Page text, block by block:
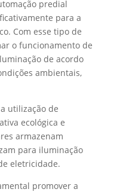
predial
para a
Com esse tipo de
o funcionamento de
de acordo
ambientais,
utilização de
ecológica e
armazenam
para iluminação
eletricidade.
promover a